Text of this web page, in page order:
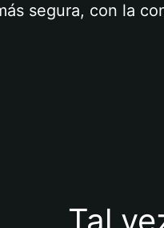
segura, con la